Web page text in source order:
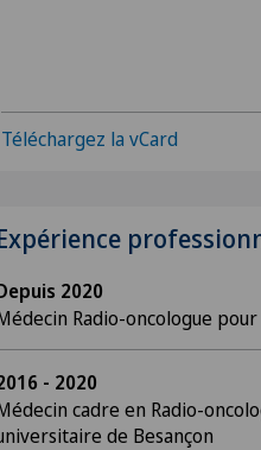
Téléchargez la vCard
2020
Radio-oncologue
- 2020
cadre en Radio-
de Besançon